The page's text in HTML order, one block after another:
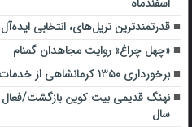
قدرتمندترین تریل‌های، انتخابی
«چهل چراغ» روایت مجاهدان گمنام
برخورداری ۱۳۵۰ کرمانشاهی از خدمات مراکز شبانه‌روزی بهزیستی
سال